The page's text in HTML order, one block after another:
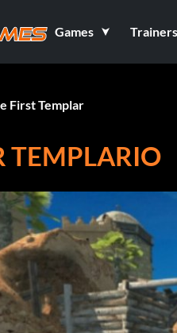
Games Trainers
First Templar
TEMPLARIO